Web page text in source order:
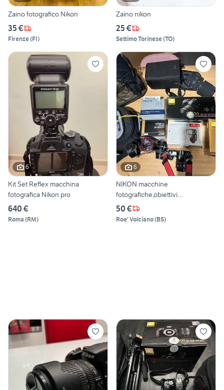
Zaino fotografico Nikon
35 €
Firenze(FI)
Zaino nikon
25 €
Settimo Torinese(TO)
6
Kit Set Reflex macchina
fotografica Nikon pro
640 €
Roma (RM)
6
NIKON macchine
fotografiche,obiettivi
Tokina,Sigma
50 €
Roe' Volciano(BS)